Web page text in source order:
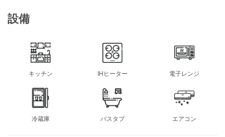
設備
キッチン IHヒーター 電子レンジ
冷蔵庫 バスタブ エアコン